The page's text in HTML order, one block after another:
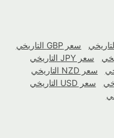
سعر GBP التاريخي
سعر JPY التاريخي
سعر NZD التاريخي
سعر USD التاريخي